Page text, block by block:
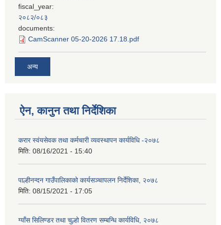
fiscal_year:
२०८२/०८३
documents:
CamScanner 05-20-2026 17.18.pdf
अन्य
ऐन, कानुन तथा निर्देशिका
करार स्वंयसेवक तथा कर्मचारी व्यवस्थापन कार्यविधि -२०७८
मिति: 08/16/2021 - 15:40
पाल्हीनन्दन गाउँपालिकाको कार्यसञ्चापलन निर्देशिका, २०७८
मिति: 08/15/2021 - 17:05
ग्याँस सिलिण्डर तथा चुल्हो वितरण सम्बन्धि कार्यविधि, २०७८